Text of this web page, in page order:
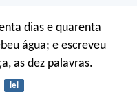
dias e quarenta
água; e escreveu
as dez palavras.
lei